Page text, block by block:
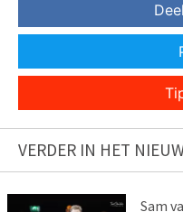
VERDER IN HET
Sam